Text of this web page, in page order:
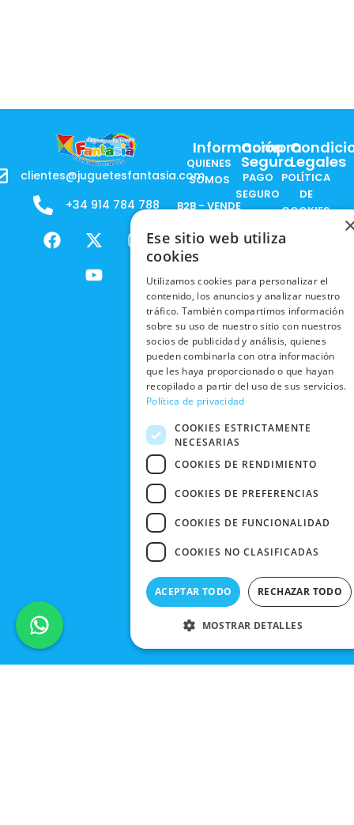
clientes@juguetesfantasia.com
+34 914 784 788
F
a
X
-
t
w
m
Y
o
u
t
Información
QUIENES
SOMOS
B2B - VENDE
PRODUCTOS
RESPONSABILIDAD
SOCIAL
TRABAJA
CON
NOSOTROS
NUESTRAS
TIENDAS
BLACK
FRIDAY
Compra
Segura
PAGO
SEGURO
NACIONALES
INTERNACIONALES
RECOGIDA
EN TIENDA
DEVOLUCIONES
Y CAMBIOS
CANCELAR
PEDIDO
Legales
POLÍTICA
DE
COOKIES
POLÍTICAS
EN RRSS
POLÍTICA DE
PRIVACIDAD
CONDICIONES
DE COMPRA
Ese sitio web utiliza
cookies
Utilizamos cookies para personalizar el
contenido, los anuncios y analizar nuestro
tráfico. También compartimos información
sobre su uso de nuestro sitio con nuestros
socios de publicidad y análisis, quienes
pueden combinarla con otra información
que les haya proporcionado o que hayan
recopilado a partir del uso de sus servicios.
Política de privacidad
COOKIES ESTRICTAMENTE
NECESARIAS
COOKIES DE RENDIMIENTO
COOKIES DE PREFERENCIAS
COOKIES DE FUNCIONALIDAD
COOKIES NO CLASIFICADAS
ACEPTAR TODO RECHAZAR TODO
MOSTRAR DETALLES